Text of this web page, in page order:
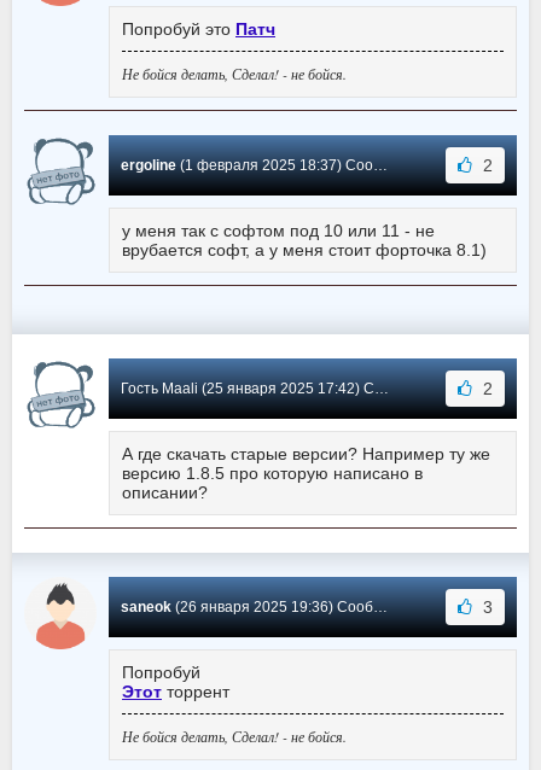
Попробуй это Патч
Не бойся делать, Сделал! - не бойся.
ergoline(1 февраля 2025 18:37) Сообщение #6168 2
у меня так с софтом под 10 или 11 - не
врубается софт, а у меня стоит форточка 8.1)
Гость Maali (25 января 2025 17:42) Сообщение #6167 2
А где скачать старые версии? Например ту же
версию 1.8.5 про которую написано в
описании?
saneok(26 января 2025 19:36) Сообщение #6166 3
Попробуй
Этот торрент
Не бойся делать, Сделал! - не бойся.